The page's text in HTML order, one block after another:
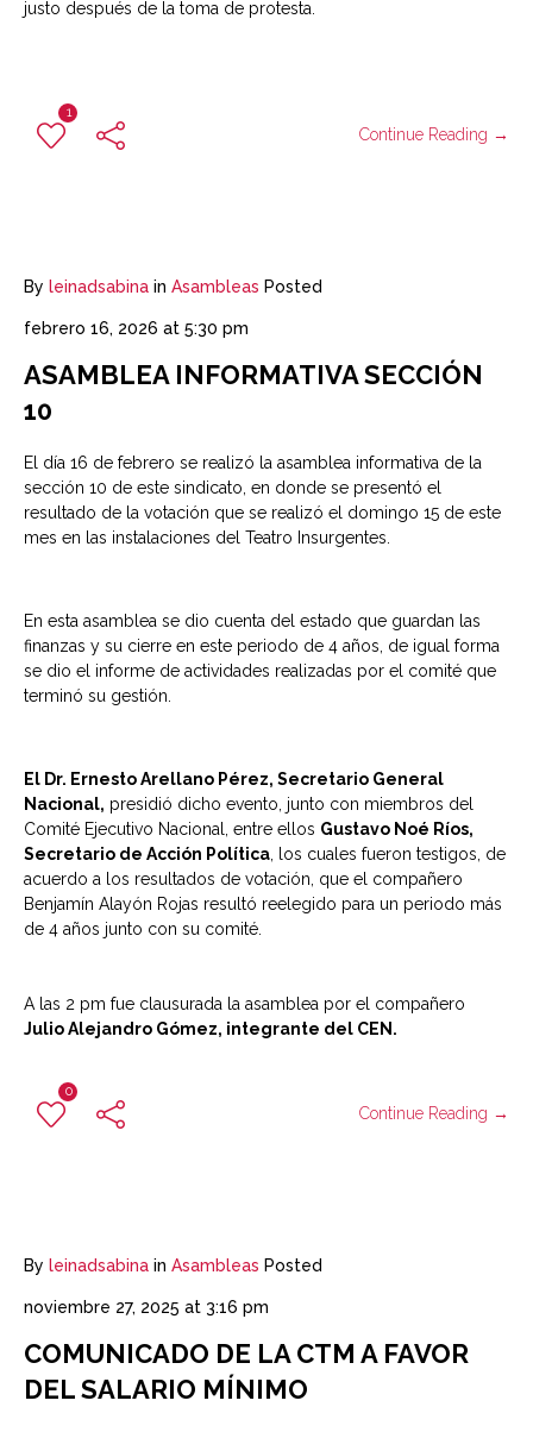
justo después de la toma de protesta.
1
Continue Reading →
By leinadsabina in Asambleas Posted
febrero 16, 2026 at 5:30 pm
ASAMBLEA INFORMATIVA SECCIÓN
10
El día 16 de febrero se realizó la asamblea informativa de la
sección 10 de este sindicato, en donde se presentó el
resultado de la votación que se realizó el domingo 15 de este
mes en las instalaciones del Teatro Insurgentes.
En esta asamblea se dio cuenta del estado que guardan las
finanzas y su cierre en este periodo de 4 años, de igual forma
se dio el informe de actividades realizadas por el comité que
terminó su gestión.
El Dr. Ernesto Arellano Pérez, Secretario General
Nacional, presidió dicho evento, junto con miembros del
Comité Ejecutivo Nacional, entre ellos Gustavo Noé Ríos,
Secretario de Acción Política , los cuales fueron testigos, de
acuerdo a los resultados de votación, que el compañero
Benjamín Alayón Rojas resultó reelegido para un periodo más
de 4 años junto con su comité.
A las 2 pm fue clausurada la asamblea por el compañero
Julio Alejandro Gómez, integrante del CEN.
0
Continue Reading →
By leinadsabina in Asambleas Posted
noviembre 27, 2025 at 3:16 pm
COMUNICADO DE LA CTM A FAVOR
DEL SALARIO MÍNIMO